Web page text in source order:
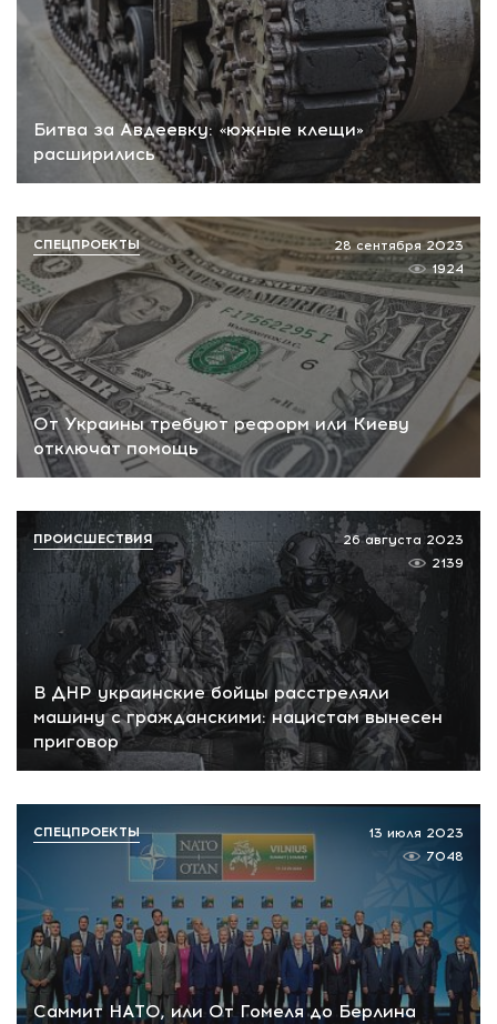
Битва за Авдеевку: «южные клещи»
расширились
От Украины требуют реформ или Киеву
отключат помощь
28 сентября 2023
1924
СПЕЦПРОЕКТЫ
В ДНР украинские бойцы расстреляли
машину с гражданскими: нацистам вынесен
приговор
26 августа 2023
2139
ПРОИСШЕСТВИЯ
Саммит НАТО, или От Гомеля до Берлина
13 июля 2023
7048
СПЕЦПРОЕКТЫ